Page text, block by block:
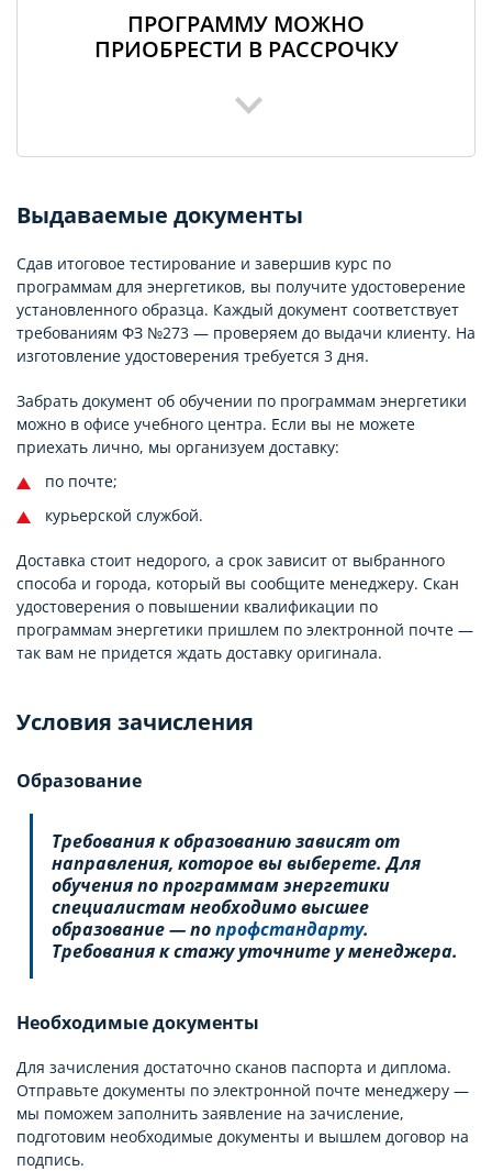
ПРОГРАММУ МОЖНО
ПРИОБРЕСТИ В РАССРОЧКУ
Выдаваемые документы
Сдав итоговое тестирование и завершив курс по
программам для энергетиков, вы получите удостоверение
установленного образца. Каждый документ соответствует
требованиям ФЗ №273 — проверяем до выдачи клиенту. На
изготовление удостоверения требуется 3 дня.
Забрать документ об обучении по программам энергетики
можно в офисе учебного центра. Если вы не можете
приехать лично, мы организуем доставку:
по почте;
курьерской службой.
Доставка стоит недорого, а срок зависит от выбранного
способа и города, который вы сообщите менеджеру. Скан
удостоверения о повышении квалификации по
программам энергетики пришлем по электронной почте —
так вам не придется ждать доставку оригинала.
Условия зачисления
Образование
Требования к образованию зависят от
направления, которое вы выберете. Для
обучения по программам энергетики
специалистам необходимо высшее
образование — попрофстандарту.
Требования к стажу уточните у менеджера.
Необходимые документы
Для зачисления достаточно сканов паспорта и диплома.
Отправьте документы по электронной почте менеджеру —
мы поможем заполнить заявление на зачисление,
подготовим необходимые документы и вышлем договор на
подпись.